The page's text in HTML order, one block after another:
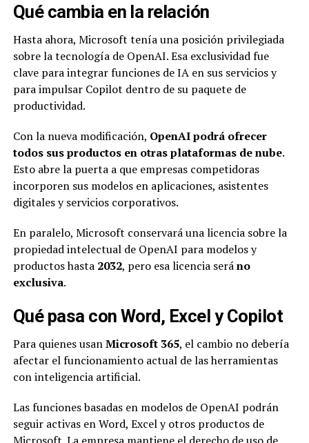
Qué cambia en la relación
Hasta ahora, Microsoft tenía una posición privilegiada
sobre la tecnología de OpenAI. Esa exclusividad fue
clave para integrar funciones de IA en sus servicios y
para impulsar Copilot dentro de su paquete de
productividad.
Con la nueva modificación, OpenAI podrá ofrecer
todos sus productos en otras plataformas de nube.
Esto abre la puerta a que empresas competidoras
incorporen sus modelos en aplicaciones, asistentes
digitales y servicios corporativos.
En paralelo, Microsoft conservará una licencia sobre la
propiedad intelectual de OpenAI para modelos y
productos hasta 2032, pero esa licencia seráno
exclusiva.
Qué pasa con Word, Excel y Copilot
Para quienes usanMicrosoft 365, el cambio no debería
afectar el funcionamiento actual de las herramientas
con inteligencia artificial.
Las funciones basadas en modelos de OpenAI podrán
seguir activas en Word, Excel y otros productos de